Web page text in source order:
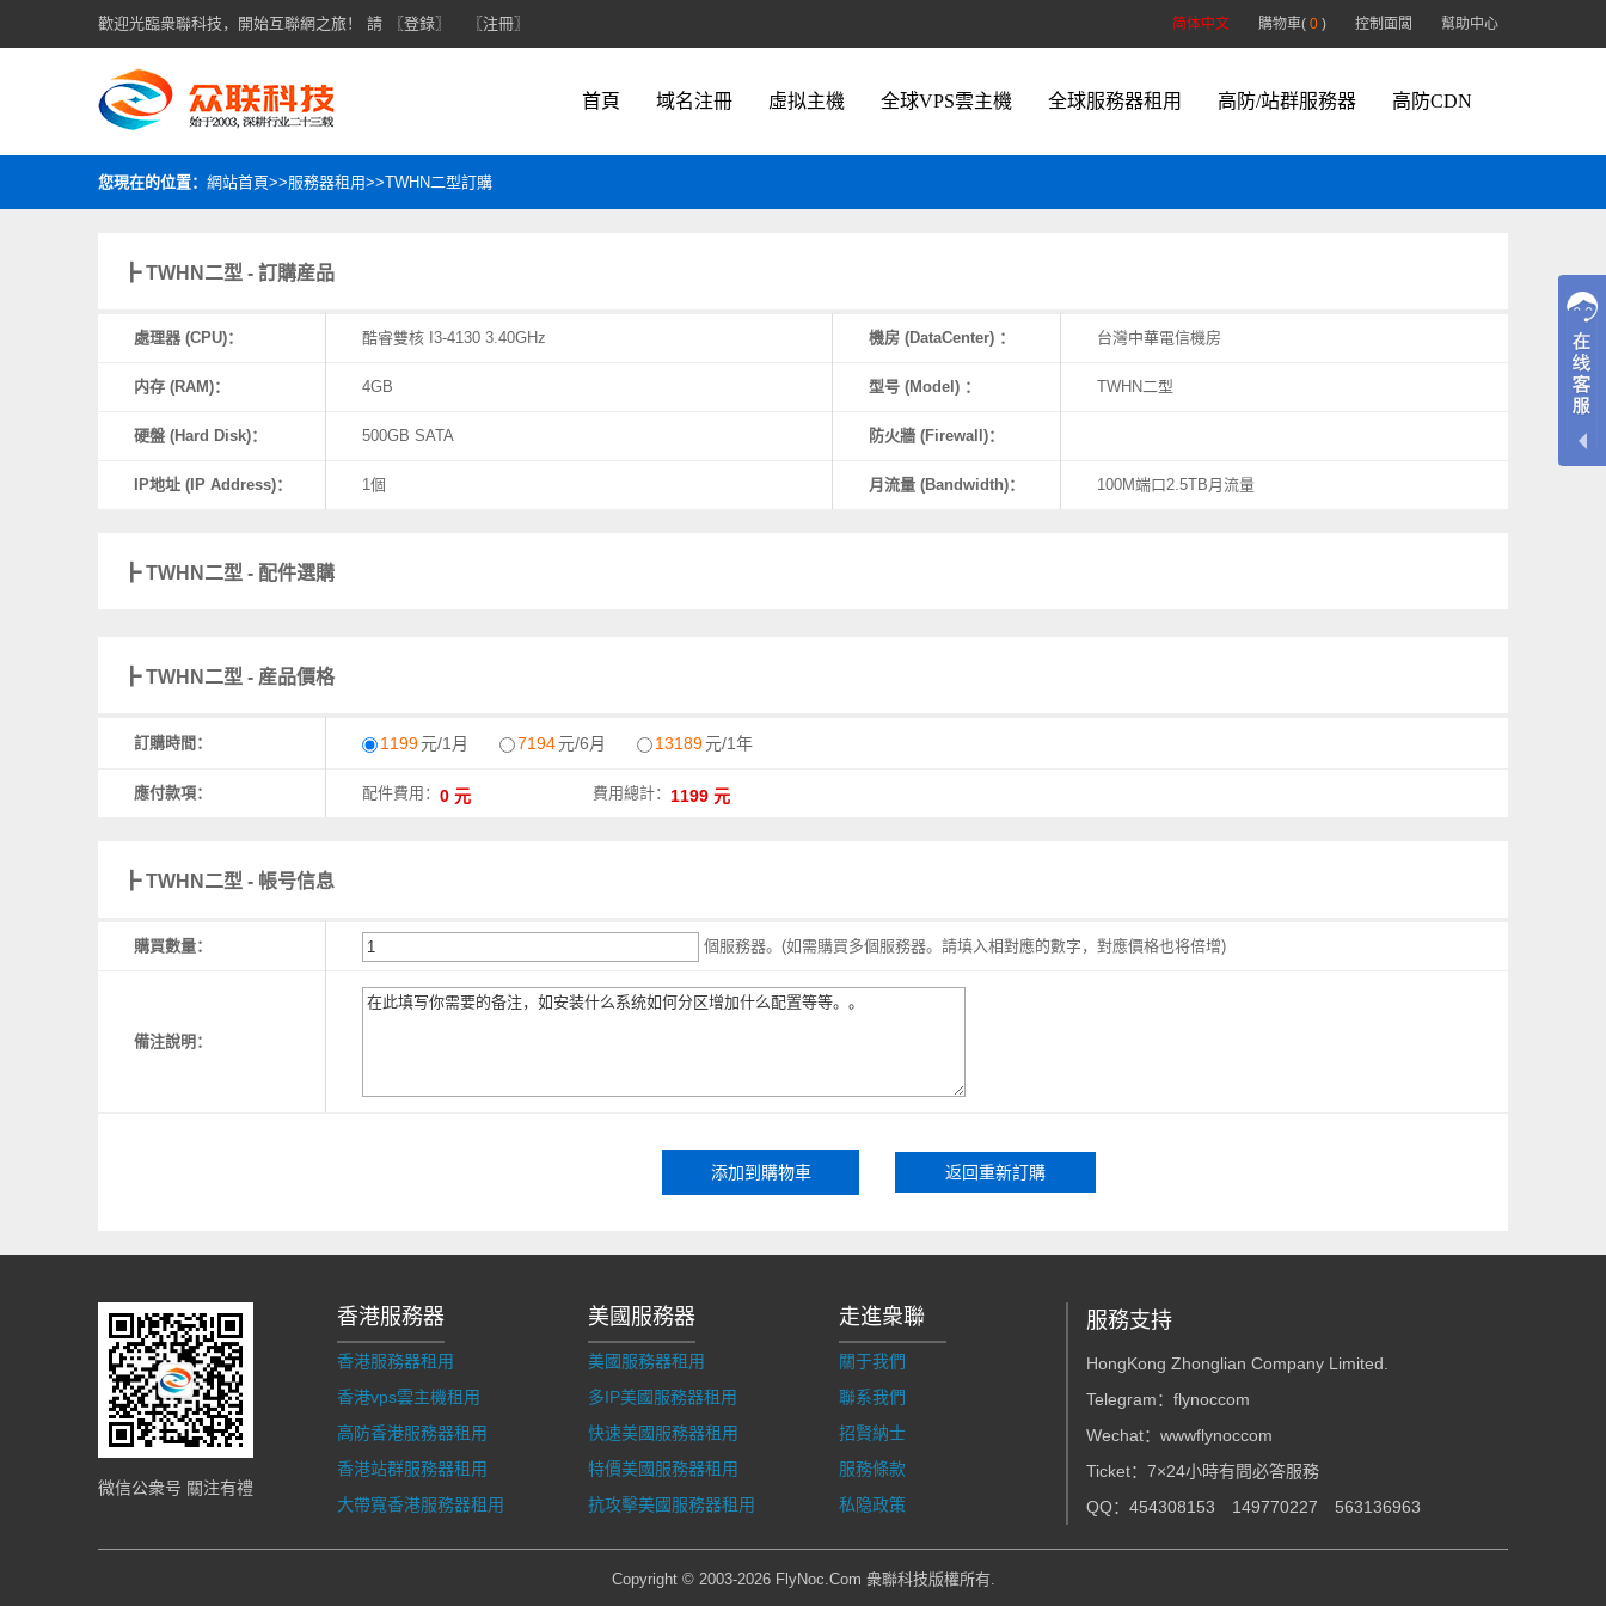
歡迎光臨衆聯科技，開始互聯網之旅！ 請 〖登錄〗 〖注冊〗 简体中文 購物車( 0 ) 控制面闆 幫助中心
首頁 域名注冊 虛拟主機 全球VPS雲主機 全球服務器租用 高防/站群服務器 高防CDN
您現在的位置： 網站首頁>>服務器租用>>TWHN二型訂購
┣ TWHN二型 - 訂購産品
處理器 (CPU)： 酷睿雙核 I3-4130 3.40GHz 機房 (DataCenter) ： 台灣中華電信機房
内存 (RAM)： 4GB 型号 (Model) ： TWHN二型
硬盤 (Hard Disk)： 500GB SATA 防火牆 (Firewall)：
IP地址 (IP Address)： 1個 月流量 (Bandwidth)： 100M端口2.5TB月流量
┣ TWHN二型 - 配件選購
┣ TWHN二型 - 産品價格
訂購時間： 1199元/1月 7194元/6月 13189元/1年
應付款項： 配件費用： 費用總計：
┣ TWHN二型 - 帳号信息
購買數量： 個服務器。(如需購買多個服務器。請填入相對應的數字，對應價格也将倍增)
備注說明：
返回重新訂購
微信公衆号 關注有禮
香港服務器
香港服務器租用
香港vps雲主機租用
高防香港服務器租用
香港站群服務器租用
大帶寬香港服務器租用
美國服務器
美國服務器租用
多IP美國服務器租用
快速美國服務器租用
特價美國服務器租用
抗攻擊美國服務器租用
走進衆聯
關于我們
聯系我們
招賢納士
服務條款
私隐政策
服務支持
HongKong Zhonglian Company Limited.
Telegram： flynoccom
Wechat：wwwflynoccom
Ticket： 7×24小時有問必答服務
QQ： 454308153 149770227 563136963
Copyright © 2003-2026 FlyNoc.Com 衆聯科技版權所有.